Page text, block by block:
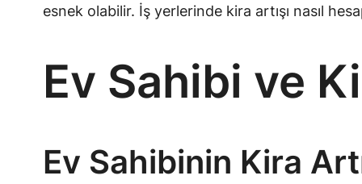
esnek olabilir. İş yerlerinde kira artışı nasıl
Ev Sahibi ve
Ev Sahibinin Kira